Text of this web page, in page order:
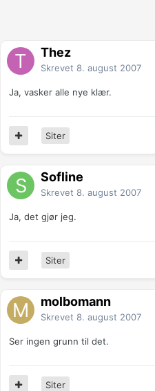
Thez
Skrevet 8. august 2007
Ja, vasker alle nye klær.
Siter
Sofline
Skrevet 8. august 2007
Ja, det gjør jeg.
Siter
molbomann
Skrevet 8. august 2007
Ser ingen grunn til det.
Siter